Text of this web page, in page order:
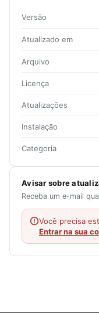
Versão
Atualizado em
Arquivo
Licença
Atualizações
Instalação
Categoria
Avisar sobre
Receba um e-mail
Você precisa
Entrar na sua